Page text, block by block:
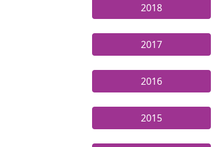
2018
2017
2016
2015